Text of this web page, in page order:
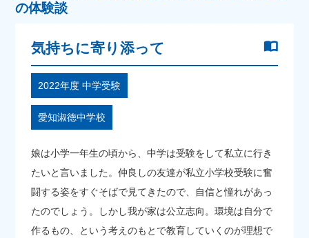
の体験談
気持ちに寄り添って
2022年度 中学受験
愛知淑徳中学校
娘は小学一年生の頃から、中学は受験をして私立に行き
たいと言いました。仲良しの友達が私立小学校受験に奮
闘する姿をすぐそばで見てきたので、自信と憧れがあっ
たのでしょう。しかし我が家は公立志向。環境は自分で
作るもの、という考えのもとで教育していくのが理想で